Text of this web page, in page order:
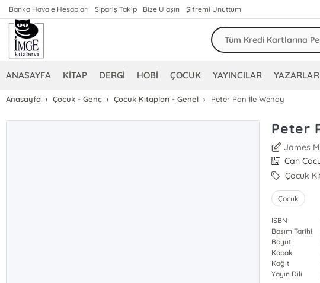
Banka Havale Hesapları Sipariş Takip Bize Ulaşın Şifremi Unuttum
ANASAYFA KİTAP DERGİ HOBİ ÇOCUK YAYINCILAR YAZARLAR
Anasayfa Çocuk - Genç Çocuk Kitapları - Genel Peter Pan İle Wendy
Peter
James
Can
Çocuk
Çocuk
ISBN
Basım Tarihi
Boyut
Kapak
Kağıt
Yayın Dili